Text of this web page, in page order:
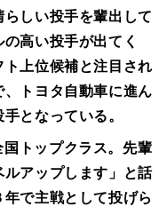
しい投手を輩出して
高い投手が出てく
ト上位候補と注目され
トヨタ自動車に進ん
となっている。
トップクラス。先輩
アップします」と話
で主戦として投げら